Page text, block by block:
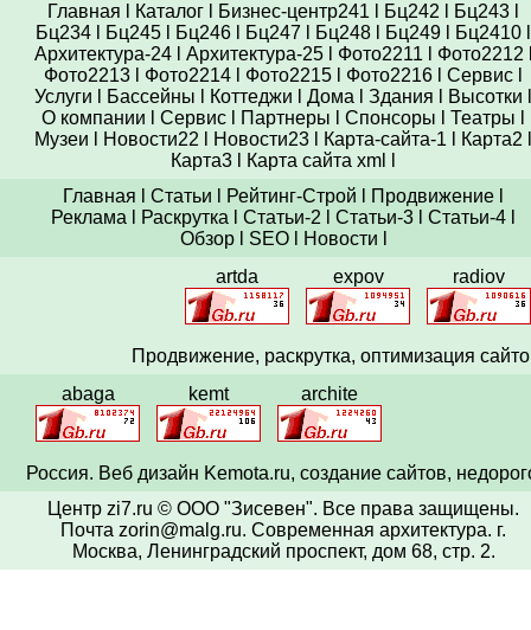
Главная
Каталог Бизнес-центр241 Бц242 Бц243
Бц234
Бц245 Бц246 Бц247 Бц248 Бц249 Бц2410
Архитектура-24l Архитектура-25l Фото2211 Фото2212
Фото2213
Фото2214 Фото2215 Фото2216 Сервис
Услуги
Бассейны Коттеджи Дома Здания Высотки
О компании
Сервис Партнеры Спонсоры Театры
Музеи
Новости22 Новости23 Карта-сайта-1 Карта2
Карта3
Карта сайта xml
Главная
Статьи Рейтинг-Строй Продвижение
Реклама
Раскрутка Статьи-2 Статьи-3 Статьи-4
Обзорl SEOl Новости
artda
expov radiov
Продвижение, раскрутка, оптимизация
abaga
kemt archite
Россия. Веб дизайн Kemota.ru, создание сайтов,
Центр zi7.ru © ООО "Зисевен". Все права защищены.
Почта zorin@malg.ru. Современная архитектура. г.
Москва, Ленинградский проспект, дом 68, стр. 2.